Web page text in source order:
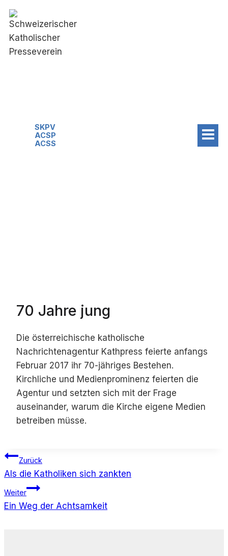
Zum
Inhalt
springen
SKPV
ACSP
ACSS
70 Jahre jung
Die österreichische katholische
Nachrichtenagentur Kathpress feierte anfangs
Februar 2017 ihr 70-jähriges Bestehen.
Kirchliche und Medienprominenz feierten die
Agentur und setzten sich mit der Frage
auseinander, warum die Kirche eigene Medien
betreiben müsse.
Beitragsnavigation
Zurück
Als die Katholiken sich zankten
Weiter
Ein Weg der Achtsamkeit